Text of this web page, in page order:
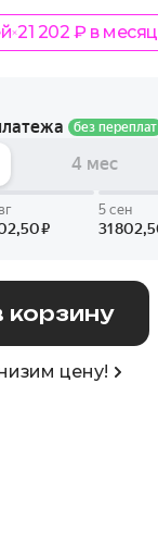
21 202 ₽ в месяц
корзину
цену!